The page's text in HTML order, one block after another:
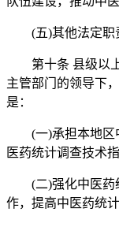
(五)其他法定职
第十条 县级以
主管部门的领导下
是：
(一)承担本地
医药统计调查技术
(二)强化中医
作，提高中医药统